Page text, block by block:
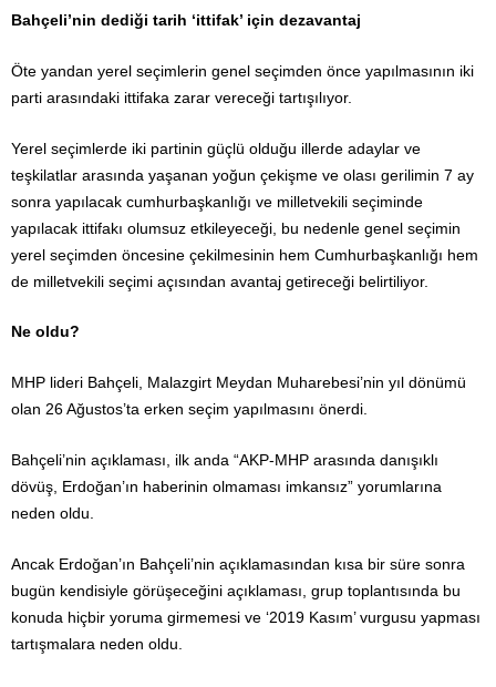
Bahçeli’nin dediği tarih ‘ittifak’ için dezavantaj
Öte yandan yerel seçimlerin genel seçimden önce yapılmasının iki
parti arasındaki ittifaka zarar vereceği tartışılıyor.
Yerel seçimlerde iki partinin güçlü olduğu illerde adaylar ve
teşkilatlar arasında yaşanan yoğun çekişme ve olası gerilimin 7 ay
sonra yapılacak cumhurbaşkanlığı ve milletvekili seçiminde
yapılacak ittifakı olumsuz etkileyeceği, bu nedenle genel seçimin
yerel seçimden öncesine çekilmesinin hem Cumhurbaşkanlığı hem
de milletvekili seçimi açısından avantaj getireceği belirtiliyor.
Ne oldu?
MHP lideri Bahçeli, Malazgirt Meydan Muharebesi’nin yıl dönümü
olan 26 Ağustos’ta erken seçim yapılmasını önerdi.
Bahçeli’nin açıklaması, ilk anda “AKP-MHP arasında danışıklı
dövüş, Erdoğan’ın haberinin olmaması imkansız” yorumlarına
neden oldu.
Ancak Erdoğan’ın Bahçeli’nin açıklamasından kısa bir süre sonra
bugün kendisiyle görüşeceğini açıklaması, grup toplantısında bu
konuda hiçbir yoruma girmemesi ve ‘2019 Kasım’ vurgusu yapması
tartışmalara neden oldu.